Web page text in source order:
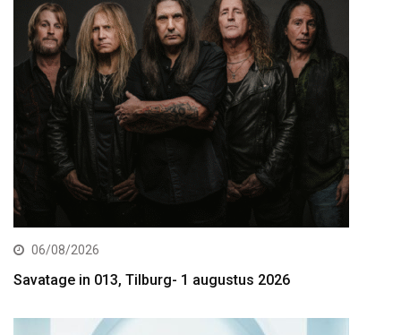
06/08/2026
Savatage in 013, Tilburg- 1 augustus 2026